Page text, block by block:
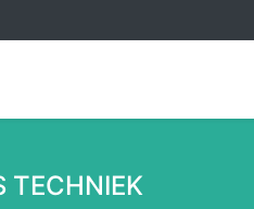
TECHNIEK